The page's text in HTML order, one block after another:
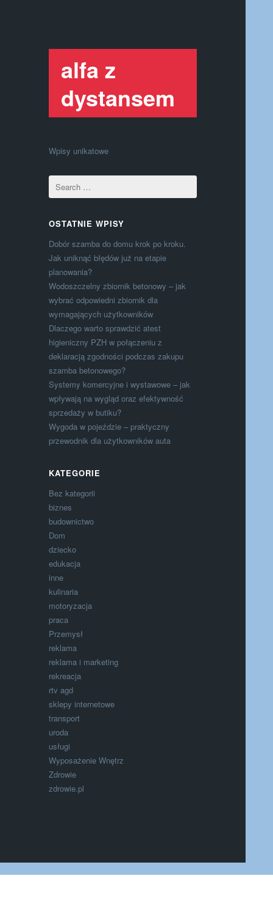
alfa z
dystansem
Wpisy unikatowe
OSTATNIE WPISY
Dobór szamba do domu krok po kroku.
Jak uniknąć błędów już na etapie
planowania?
Wodoszczelny zbiornik betonowy – jak
wybrać odpowiedni zbiornik dla
wymagających użytkowników
Dlaczego warto sprawdzić atest
higieniczny PZH w połączeniu z
deklaracją zgodności podczas zakupu
szamba betonowego?
Systemy komercyjne i wystawowe – jak
wpływają na wygląd oraz efektywność
sprzedaży w butiku?
Wygoda w pojeździe – praktyczny
przewodnik dla użytkowników auta
KATEGORIE
Bez kategorii
biznes
budownictwo
Dom
dziecko
edukacja
inne
kulinaria
motoryzacja
praca
Przemysł
reklama
reklama i marketing
rekreacja
rtv agd
sklepy internetowe
transport
uroda
usługi
Wyposażenie Wnętrz
Zdrowie
zdrowie.pl